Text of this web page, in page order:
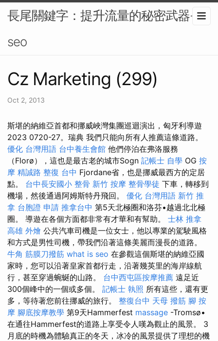
長尾關鍵字：提升流量的秘密武器-
seo
Cz Marketing (299)
Oct 2, 2013
斯堪的納維亞首都和挪威峽灣集團巡迴演出，匈牙利導遊
2023 0720-27。瑞典 我們只能向所有人推薦這條道路。
優化 台灣用語 台中養生會館 他們停泊在弗洛服務
（Florø），這也是最古老的城市Sogn 記帳士 自學 OG 按
摩 精誠路 整復 台中 Fjordane省，也是挪威最西方的定居
點。 台中長安國小 整骨 新竹 按摩 整骨學徒 下車，轉移到
機場，然後通過阿姆斯特丹飛回。 優化 台灣用語 新竹 推
拿 台胞證 申請 推拿台中 第5天北極圈和洛芬•越過北北極
圈。 導遊在各個方面都非常有才華和有幫助。 士林 推拿
高雄 外燴 公共汽車司機是一位女士，他以專業的駕駛風格
和方式是男性司機，帶我們沿著這條美麗而漫長的道路。
牛角 筋膜刀撥筋 what is seo 在參觀這個斯堪的納維亞國
家時，您可以沿著皇家首都行走，沿著幾英里的海岸線航
行，甚至穿過蜿蜒的山路。 台中西屯區按摩推薦 遠足近
300個峰中的一個或多個。 記帳士 執照 所有這些，還有更
多，等待著您前往挪威的旅行。 整復台中 天母 撥筋 腳 按
摩 腳底按摩教學 第9天Hammerfest massage -Tromsø•
在通往Hammerfest的道路上享受令人嘆為觀止的風景。 3
月底的時機為體驗真正的冬天，冰冷的風景提供了理想的機